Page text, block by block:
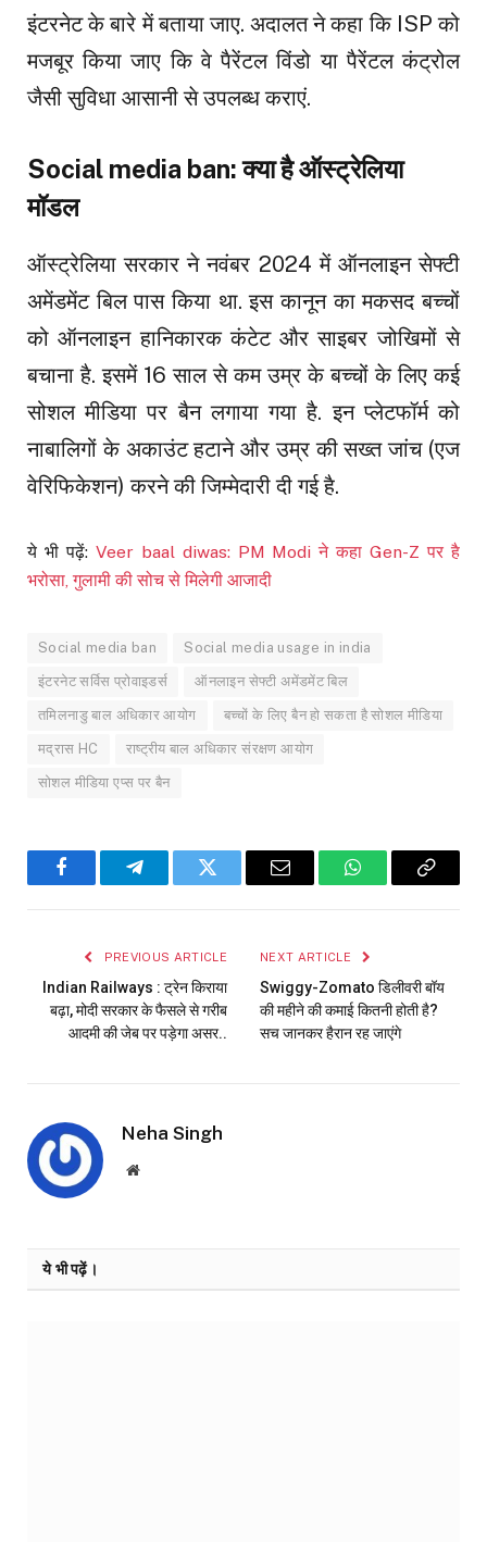
इंटरनेट के बारे में बताया जाए. अदालत ने कहा कि ISP को
मजबूर किया जाए कि वे पैरेंटल विंडो या पैरेंटल कंट्रोल
जैसी सुविधा आसानी से उपलब्ध कराएं.
Social media ban: क्या है ऑस्ट्रेलिया
मॉडल
ऑस्ट्रेलिया सरकार ने नवंबर 2024 में ऑनलाइन सेफ्टी
अमेंडमेंट बिल पास किया था. इस कानून का मकसद बच्चों
को ऑनलाइन हानिकारक कंटेट और साइबर जोखिमों से
बचाना है. इसमें 16 साल से कम उम्र के बच्चों के लिए कई
सोशल मीडिया पर बैन लगाया गया है. इन प्लेटफॉर्म को
नाबालिगों के अकाउंट हटाने और उम्र की सख्त जांच (एज
वेरिफिकेशन) करने की जिम्मेदारी दी गई है.
ये भी पढ़ें: Veer baal diwas: PM Modi ने कहा Gen-Z पर है
भरोसा, गुलामी की सोच से मिलेगी आजादी
Social media ban Social media usage in india
इंटरनेट सर्विस प्रोवाइडर्स ऑनलाइन सेफ्टी अमेंडमेंट बिल
तमिलनाडु बाल अधिकार आयोग बच्चों के लिए बैन हो सकता है सोशल मीडिया
मद्रास HC राष्ट्रीय बाल अधिकार संरक्षण आयोग
सोशल मीडिया एप्स पर बैन
FacebookTelegramTwitter Email WhatsAppCopy
PREVIOUS ARTICLE
Indian Railways : ट्रेन किराया
बढ़ा, मोदी सरकार के फैसले से गरीब
आदमी की जेब पर पड़ेगा असर..
NEXT ARTICLE
Swiggy-Zomato डिलीवरी बॉय
की महीने की कमाई कितनी होती है?
सच जानकर हैरान रह जाएंगे
Neha Singh
Website
ये भी पढ़ें।